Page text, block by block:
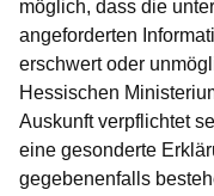
möglich, dass die
angeforderten
erschwert oder
Hessischen
Auskunft verpflichtet
eine gesonderte
gegebenenfalls